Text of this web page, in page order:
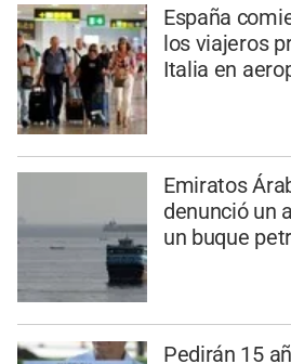
España
los viajeros
Italia en
Emiratos
denunció un
un buque
Pedirán 15